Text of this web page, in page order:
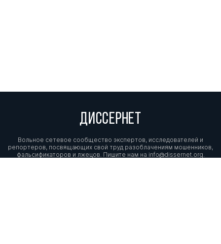
ДИССЕРНЕТ
Вольное сетевое сообщество экспертов, исследователей и
репортеров, посвящающих свой труд разоблачениям мошенников,
фальсификаторов и лжецов. Пишите нам на info@dissernet.org.